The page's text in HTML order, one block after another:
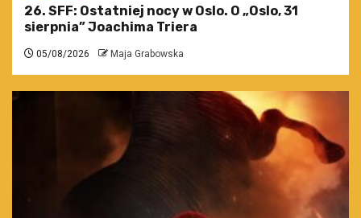
26. SFF: Ostatniej nocy w Oslo. O „Oslo, 31
sierpnia” Joachima Triera
05/08/2026 Maja Grabowska